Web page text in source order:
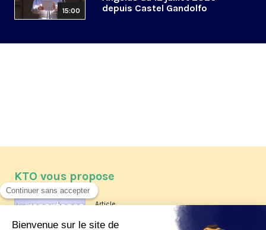
15:00
depuis Castel Gandolfo
KTO vous propose
Article
Les reportages d'été 2026 de KTO